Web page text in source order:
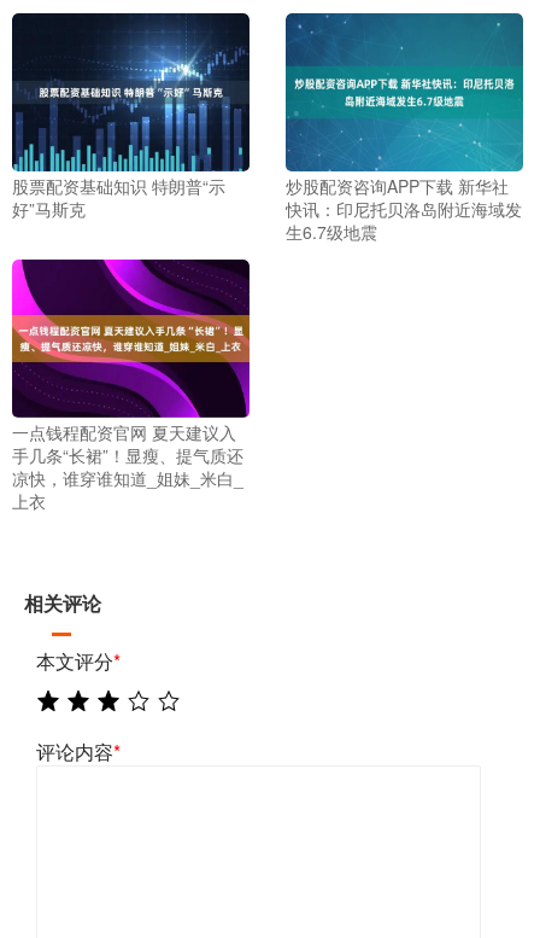
股票配资基础知识 特朗普“示
好”马斯克
炒股配资咨询APP下载 新华社
快讯：印尼托贝洛岛附近海域发
生6.7级地震
一点钱程配资官网 夏天建议入
手几条“长裙”！显瘦、提气质还
凉快，谁穿谁知道_姐妹_米白_
上衣
相关评论
本文评分*
评论内容*